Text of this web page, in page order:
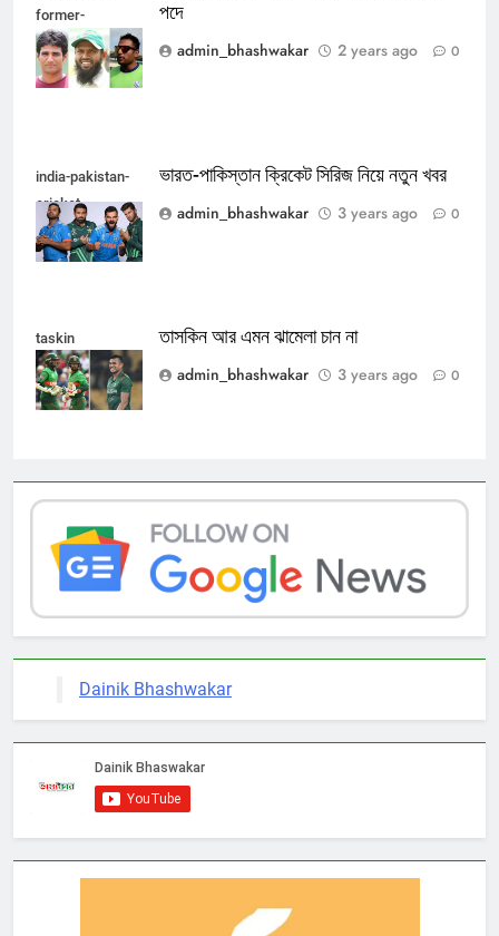
former-
cricketers
পদে
admin_bhashwakar
2 years ago 0
india-pakistan-
cricket
ভারত-পাকিস্তান ক্রিকেট সিরিজ নিয়ে নতুন খবর
admin_bhashwakar
3 years ago 0
taskin
তাসকিন আর এমন ঝামেলা চান না
admin_bhashwakar
3 years ago 0
Dainik Bhashwakar